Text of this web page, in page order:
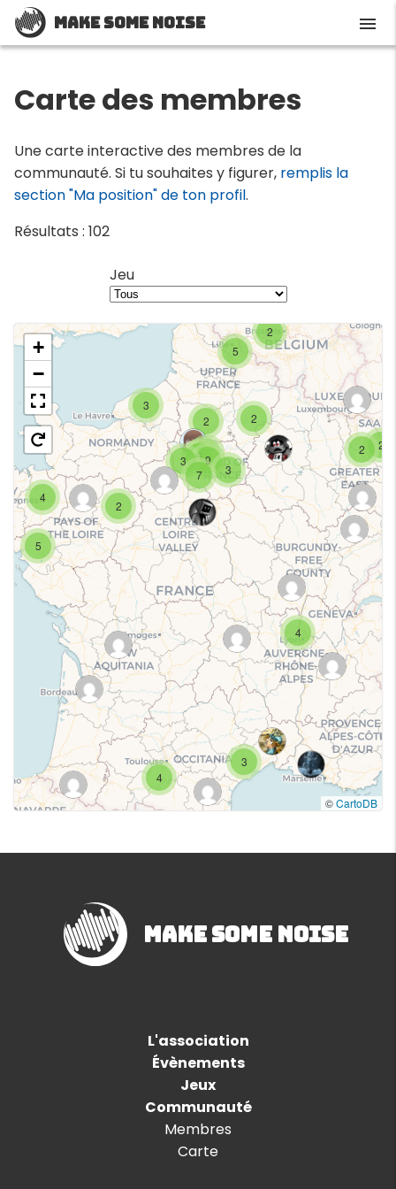
Make Some Noise menu
Carte des membres
Une carte interactive des membres de la
communauté. Si tu souhaites y figurer, remplis la
section "Ma position" de ton profil.
Résultats : 102
Jeu
5
9
3
5
7
4
4
2
3 6
4
4
2
2
2
3
2
2
3
2
+
−
©CartoDB
Make Some Noise
L'association
Évènements
Jeux
Communauté
Membres
Carte